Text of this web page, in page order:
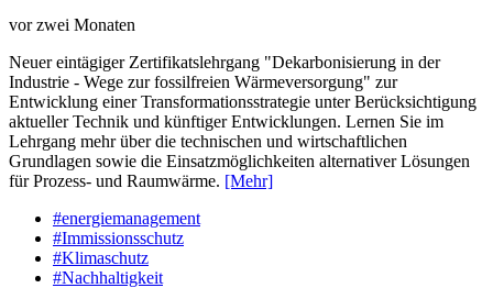
vor zwei Monaten
Neuer eintägiger Zertifikatslehrgang "Dekarbonisierung in der
Industrie - Wege zur fossilfreien Wärmeversorgung" zur
Entwicklung einer Transformationsstrategie unter Berücksichtigung
aktueller Technik und künftiger Entwicklungen. Lernen Sie im
Lehrgang mehr über die technischen und wirtschaftlichen
Grundlagen sowie die Einsatzmöglichkeiten alternativer Lösungen
für Prozess- und Raumwärme. [Mehr]
#energiemanagement
#Immissionsschutz
#Klimaschutz
#Nachhaltigkeit